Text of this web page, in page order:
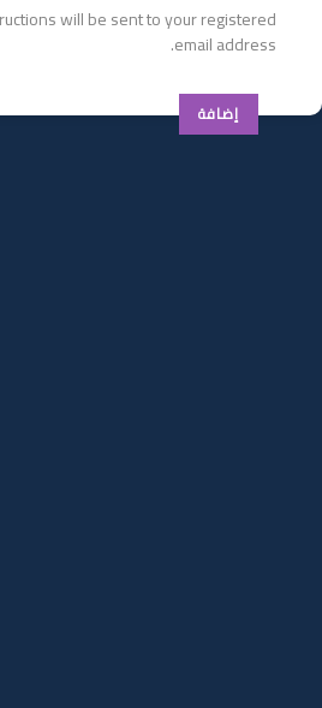
will be sent to your registered
email address.